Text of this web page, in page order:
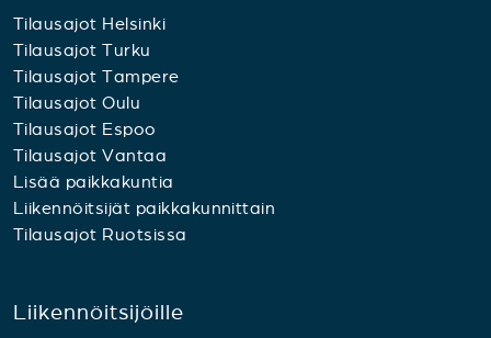
Tilausajot Helsinki
Tilausajot Turku
Tilausajot Tampere
Tilausajot Oulu
Tilausajot Espoo
Tilausajot Vantaa
Lisää paikkakuntia
Liikennöitsijät paikkakunnittain
Tilausajot Ruotsissa
Liikennöitsijöille